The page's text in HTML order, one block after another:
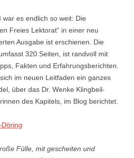
es endlich so weit: Die
Freies Lektorat“ in einer neu
Ausgabe ist erschienen. Die
320 Seiten, ist randvoll mit
Fakten und Erfahrungsberichten.
im neuen Leitfaden ein ganzes
über das Dr. Wenke Klingbeil-
des Kapitels, im Blog berichtet.
Fülle, mit gescheiten und